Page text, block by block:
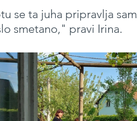
se ta juha pripravlja
smetano," pravi Irina.